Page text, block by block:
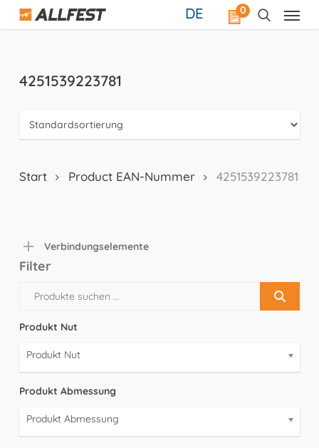
Skip
0
DE
4251539223781
Start Product EAN-Nummer 4251539223781
Verbindungselemente
Filter
Produkt Nut
Produkt Nut
Produkt Abmessung
Produkt Abmessung